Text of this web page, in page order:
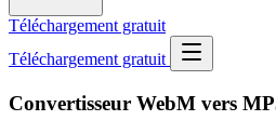
Téléchargement gratuit
Téléchargement gratuit
Convertisseur WebM vers